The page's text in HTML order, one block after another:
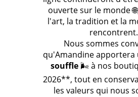
ouverte sur le monde
l'art, la tradition et la
rencontrent.
Nous sommes
qu'Amandine apportera
souffle🌬️ à nos
2026**, tout en
les valeurs qui nous